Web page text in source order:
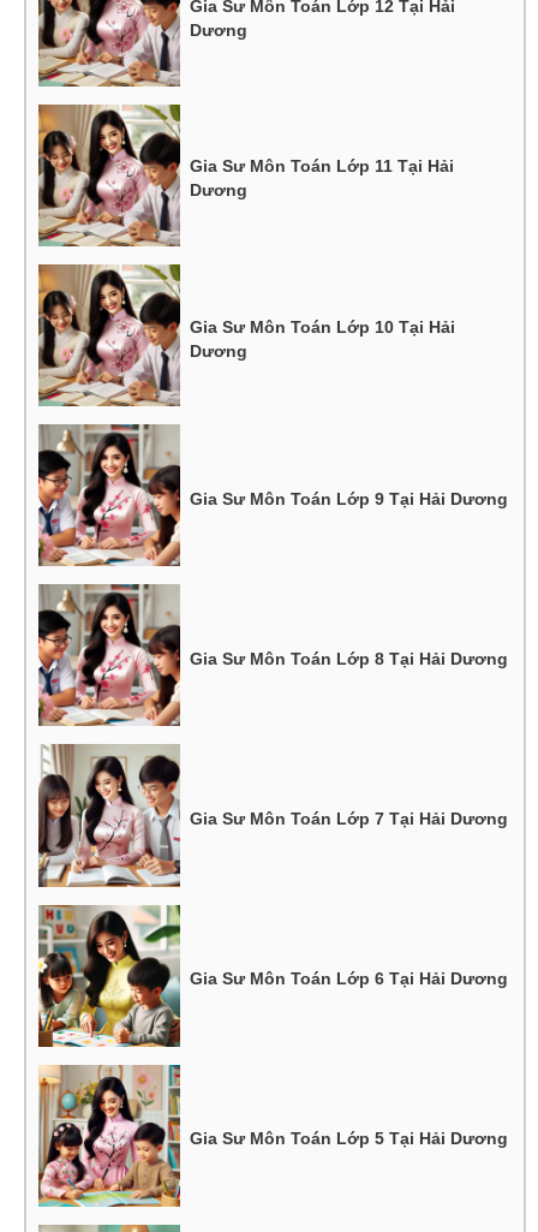
Gia Sư Môn Toán Lớp 12 Tại Hải
Dương
Gia Sư Môn Toán Lớp 11 Tại Hải
Dương
Gia Sư Môn Toán Lớp 10 Tại Hải
Dương
Gia Sư Môn Toán Lớp 9 Tại Hải Dương
Gia Sư Môn Toán Lớp 8 Tại Hải Dương
Gia Sư Môn Toán Lớp 7 Tại Hải Dương
Gia Sư Môn Toán Lớp 6 Tại Hải Dương
Gia Sư Môn Toán Lớp 5 Tại Hải Dương